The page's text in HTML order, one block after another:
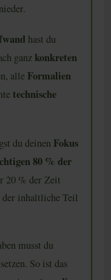
nieder.
hast du
ganz konkreten
alle Formalien
technische
du deinen Fokus
80 % der
20 % der Zeit
der inhaltliche Teil
musst du
setzen. So ist das